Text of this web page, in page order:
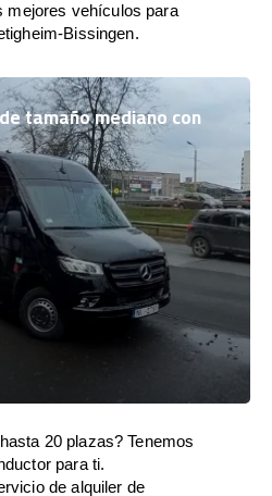
mejores vehículos para
Bissingen.
tamaño mediano con
20 plazas? Tenemos
para ti.
de alquiler de